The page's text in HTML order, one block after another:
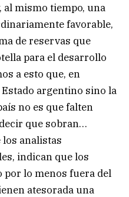
al mismo tiempo, una
favorable,
de reservas que
para el desarrollo
a esto que, en
argentino sino la
no es que falten
que sobran…
los analistas
indican que los
lo menos fuera del
atesorada una